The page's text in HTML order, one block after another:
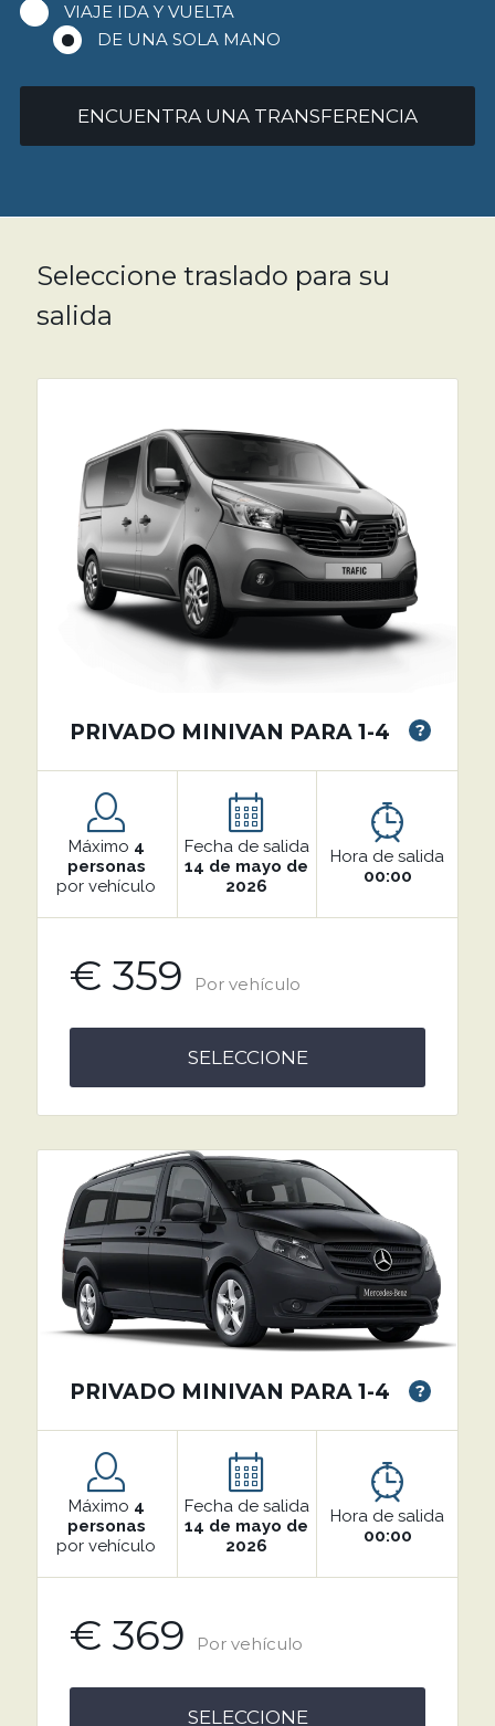
VIAJE IDA Y VUELTA
DE UNA SOLA MANO
ENCUENTRA UNA TRANSFERENCIA
Seleccione traslado para su
salida
PRIVADO MINIVAN PARA 1-4 ?
Máximo 4
personas
por vehículo
Fecha de salida
14 de mayo de
2026
Hora de salida
00:00
€ 359 Por vehículo
SELECCIONE
PRIVADO MINIVAN PARA 1-4 ?
Máximo 4
personas
por vehículo
Fecha de salida
14 de mayo de
2026
Hora de salida
00:00
€ 369 Por vehículo
SELECCIONE